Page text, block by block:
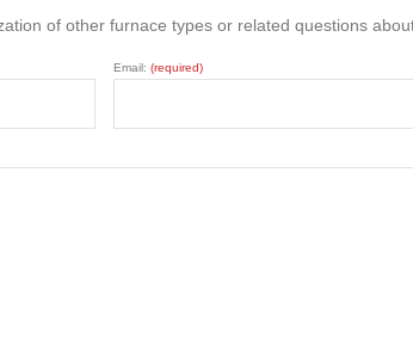
of other furnace types or related questions
Email: (required)